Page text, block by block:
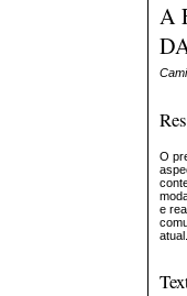
A
O
e
atual.